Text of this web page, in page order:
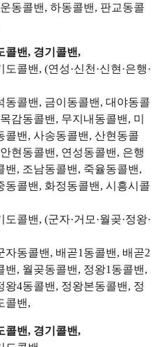
동콜밴, 하동콜밴, 판교동콜
콜밴, 경기콜밴,
콜밴, (연성·신천·신현·은행·
동콜밴, 금이동콜밴, 대야동콜
감동콜밴, 무지내동콜밴, 미
콜밴, 사송동콜밴, 산현동콜
현동콜밴, 연성동콜밴, 은행
밴, 조남동콜밴, 죽율동콜밴,
동콜밴, 화정동콜밴, 시흥시콜
콜밴, (군자·거모·월곶·정왕·
동콜밴, 배곧1동콜밴, 배곧2
, 월곶동콜밴, 정왕1동콜밴,
왕4동콜밴, 정왕본동콜밴, 정
콜밴,
콜밴, 경기콜밴,